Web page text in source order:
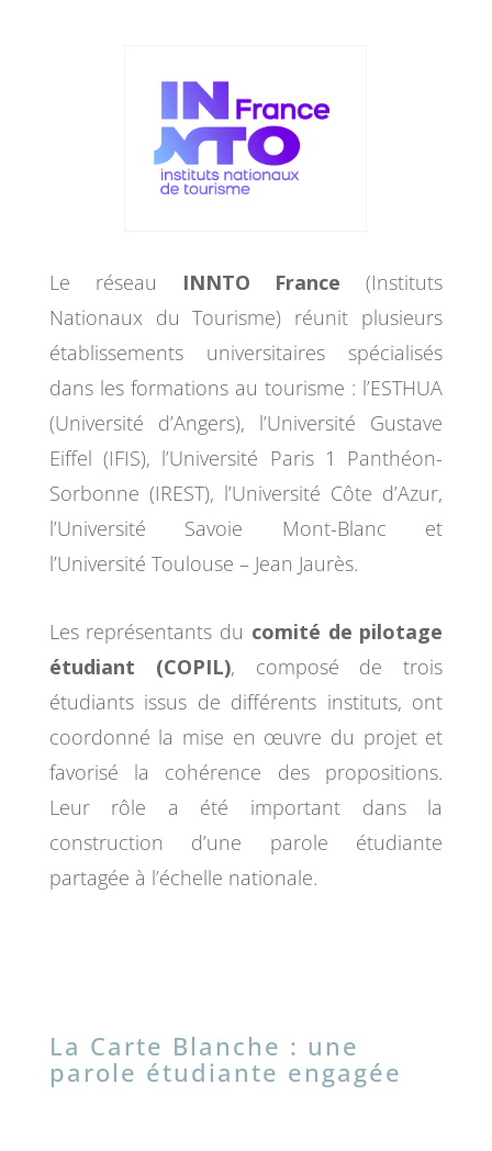
Le réseau INNTO France (Instituts
Nationaux du Tourisme) réunit plusieurs
établissements universitaires spécialisés
dans les formations au tourisme : l’ESTHUA
(Université d’Angers), l’Université Gustave
Eiffel (IFIS), l’Université Paris 1 Panthéon-
Sorbonne (IREST), l’Université Côte d’Azur,
l’Université Savoie Mont-Blanc et
l’Université Toulouse – Jean Jaurès.
Les représentants du comité de pilotage
étudiant (COPIL), composé de trois
étudiants issus de différents instituts, ont
coordonné la mise en œuvre du projet et
favorisé la cohérence des propositions.
Leur rôle a été important dans la
construction d’une parole étudiante
partagée à l’échelle nationale.
La Carte Blanche : une
parole étudiante engagée